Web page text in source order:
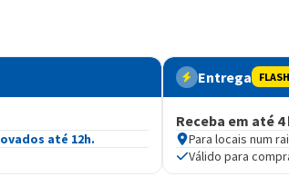
até 12h.
Entrega
Receba em até 4
Para locais num
Válido para